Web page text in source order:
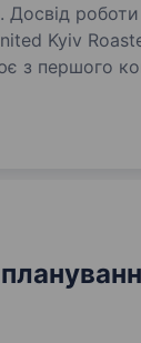
Досвід роботи
Kyiv
з першого
кавове